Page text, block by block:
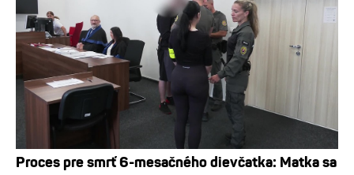
Proces pre smrť 6-mesačného dievčatka: Matka sa